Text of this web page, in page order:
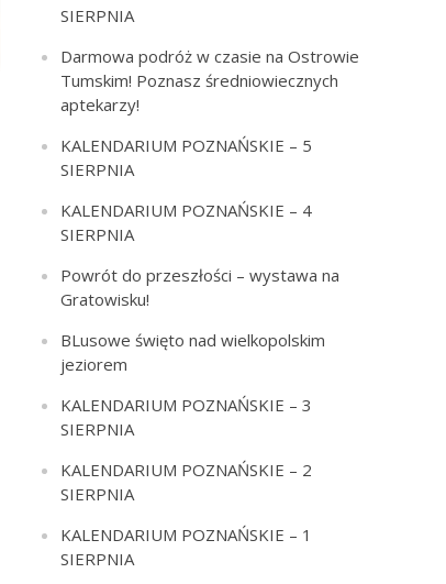
SIERPNIA
Darmowa podróż w czasie na Ostrowie
Tumskim! Poznasz średniowiecznych
aptekarzy!
KALENDARIUM POZNAŃSKIE – 5
SIERPNIA
KALENDARIUM POZNAŃSKIE – 4
SIERPNIA
Powrót do przeszłości – wystawa na
Gratowisku!
BLusowe święto nad wielkopolskim
jeziorem
KALENDARIUM POZNAŃSKIE – 3
SIERPNIA
KALENDARIUM POZNAŃSKIE – 2
SIERPNIA
KALENDARIUM POZNAŃSKIE – 1
SIERPNIA